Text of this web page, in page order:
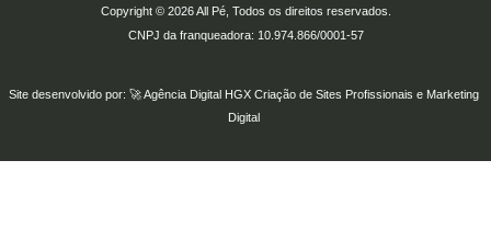
Copyright © 2026 All Pé, Todos os direitos reservados.
CNPJ da franqueadora: 10.974.866/0001-57
Site desenvolvido por: 🚀Agência Digital HGXCriação de Sites Profissionaise Marketing
Digital